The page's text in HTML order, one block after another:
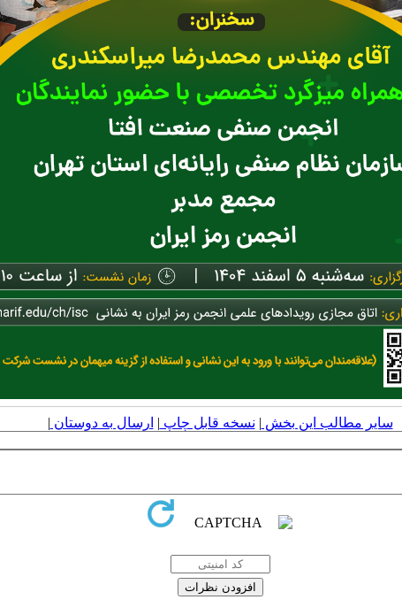
سایر مطالب این بخش | نسخه قابل چاپ | ارسال به دوستان |